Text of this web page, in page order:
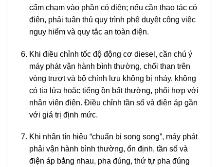
cấm chạm vào phần có điện; nếu cần thao tác có
điện, phải tuân thủ quy trình phê duyệt công việc
nguy hiểm và quy tắc an toàn điện.
Khi điều chỉnh tốc độ động cơ diesel, cần chú ý
máy phát vận hành bình thường, chổi than trên
vòng trượt và bộ chỉnh lưu không bị nhảy, không
có tia lửa hoặc tiếng ồn bất thường, phối hợp với
nhân viên điện. Điều chỉnh tần số và điện áp gần
với giá trị định mức.
Khi nhận tín hiệu “chuẩn bị song song”, máy phát
phải vận hành bình thường, ổn định, tần số và
điện áp bằng nhau, pha đúng, thứ tự pha đúng